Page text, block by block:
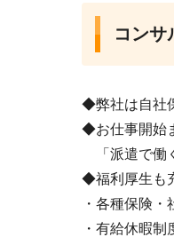
コンサ
◆弊社は自社
◆お仕事開始
「派遣で働
◆福利厚生も
・各種保険
・有給休暇